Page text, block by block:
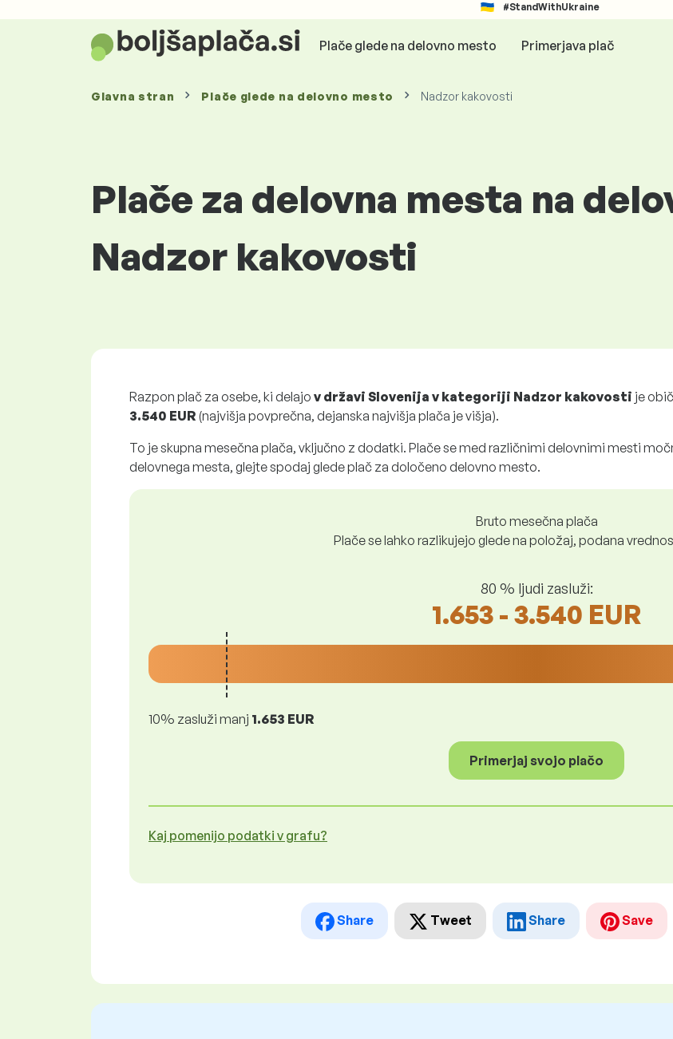
#StandWithUkraine
Plače glede na delovno mesto Primerjava plač
Glavna stran Plače glede na delovno mesto Nadzor kakovosti
Plače za delovna mesta na
Nadzor kakovosti
Razpon plač za osebe, ki delajo v državi Slovenija v kategoriji Nadzor kakovosti je
3.540 EUR (najvišja povprečna, dejanska najvišja plača je višja).
To je skupna mesečna plača, vključno z dodatki. Plače se med različnimi delovnimi mesti
delovnega mesta, glejte spodaj glede plač za določeno delovno mesto.
Bruto mesečna plača
Plače se lahko razlikujejo glede na položaj, podana
80 % ljudi zasluži:
1.653 - 3.540 EUR
10% zasluži manj 1.653 EUR
Primerjaj svojo plačo
Kaj pomenijo podatki v grafu?
Share Tweet Share Save